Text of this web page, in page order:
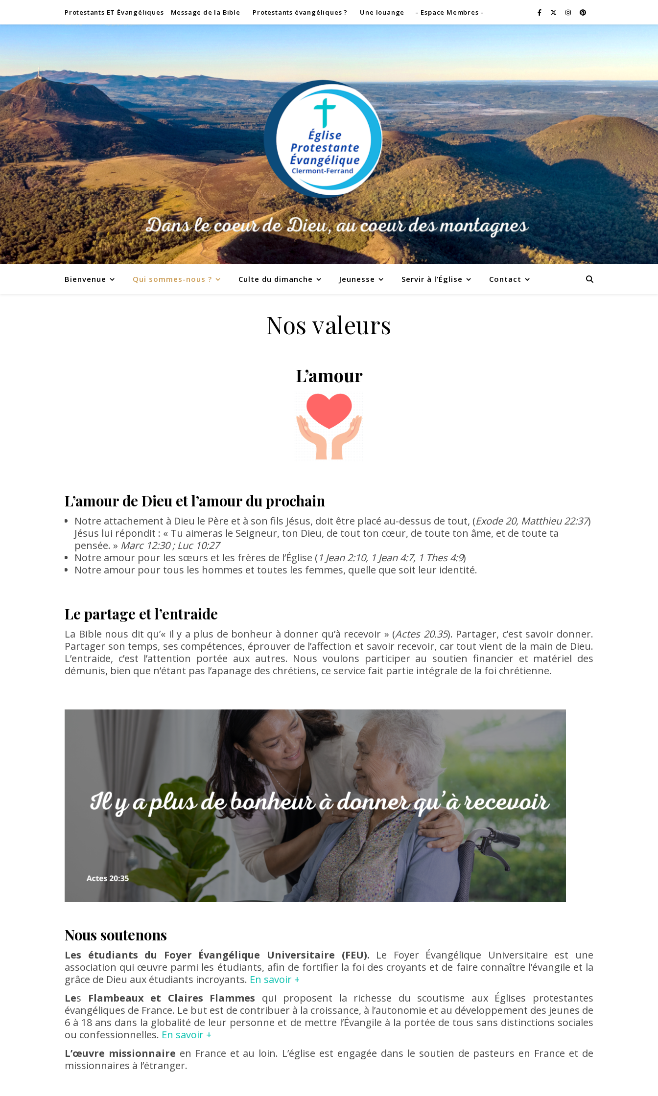
Protestants ET Évangéliques Message de la Bible Protestants évangéliques ? Une louange – Espace Membres –
Bienvenue Qui sommes-nous ? Culte du dimanche Jeunesse Servir à l’Église Contact
Nos valeurs
L’amour
L’amour de Dieu et l’amour du prochain
Notre attachement à Dieu le Père et à son fils Jésus, doit être placé au-dessus de tout, (Exode 20, Matthieu 22:37)
Jésus lui répondit : « Tu aimeras le Seigneur, ton Dieu, de tout ton cœur, de toute ton âme, et de toute ta
pensée. » Marc 12:30 ; Luc 10:27
Notre amour pour les sœurs et les frères de l’Église (1 Jean 2:10, 1 Jean 4:7, 1 Thes 4:9)
Notre amour pour tous les hommes et toutes les femmes, quelle que soit leur identité.
Le partage et l’entraide
La Bible nous dit qu’« il y a plus de bonheur à donner qu’à recevoir » (Actes 20.35). Partager, c’est savoir donner.
Partager son temps, ses compétences, éprouver de l’affection et savoir recevoir, car tout vient de la main de Dieu.
L’entraide, c’est l’attention portée aux autres. Nous voulons participer au soutien financier et matériel des
démunis, bien que n’étant pas l’apanage des chrétiens, ce service fait partie intégrale de la foi chrétienne.
Nous soutenons
Les étudiants du Foyer Évangélique Universitaire (FEU). Le Foyer Évangélique Universitaire est une
association qui œuvre parmi les étudiants, afin de fortifier la foi des croyants et de faire connaître l’évangile et la
grâce de Dieu aux étudiants incroyants. En savoir +
Les Flambeaux et Claires Flammes qui proposent la richesse du scoutisme aux Églises protestantes
évangéliques de France. Le but est de contribuer à la croissance, à l’autonomie et au développement des jeunes de
6 à 18 ans dans la globalité de leur personne et de mettre l’Évangile à la portée de tous sans distinctions sociales
ou confessionnelles. En savoir +
L’œuvre missionnaire en France et au loin. L’église est engagée dans le soutien de pasteurs en France et de
missionnaires à l’étranger.